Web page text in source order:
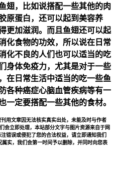
翅，比如说搭配一些其他的肉
原蛋白，还可以起到美容养
更加滋润。而且鱼翅还可以起
化食物的功效，所以说在日常
化不良的人们也可以适当的吃
身体免疫力，尤其是对于一些
在日常生活中适当的吃一些鱼
各种癌症心脑血管疾病等有一
一定要搭配一些其他的食材。
用文章因无法核实真实出处，未能及时与作者
会立即处理，本站部分文字与图片资源来自于网
错误或侵犯了您的合法权益，请立即通知我们
实，我们会第一时间予以删除，并同时向您表